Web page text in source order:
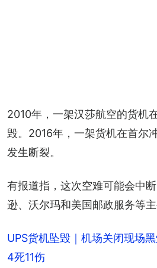
2010年，一架汉莎航空的货机
毁。2016年，一架货机在首尔
发生断裂。
有报道指，这次空难可能会中
逊、沃尔玛和美国邮政服务等主
UPS货机坠毁｜机场关闭现场
4死11伤